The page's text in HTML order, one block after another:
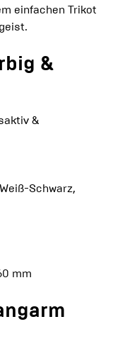
einfachen Trikot
&
&
Schwarz,
mm